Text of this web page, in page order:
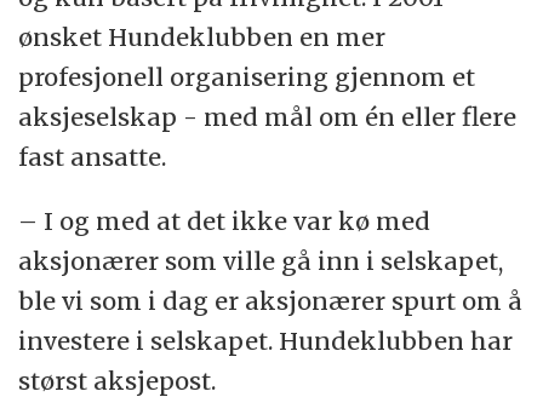
ønsket Hundeklubben en mer
profesjonell organisering gjennom et
aksjeselskap - med mål om én eller flere
fast ansatte.
– I og med at det ikke var kø med
aksjonærer som ville gå inn i selskapet,
ble vi som i dag er aksjonærer spurt om å
investere i selskapet. Hundeklubben har
størst aksjepost.